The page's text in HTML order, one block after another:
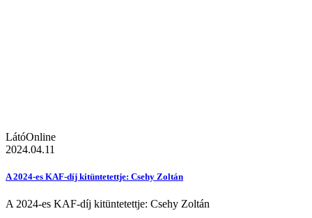
LátóOnline
2024.04.11
A 2024-es KAF-díj kitüntetettje: Csehy Zoltán
A 2024-es KAF-díj kitüntetettje: Csehy Zoltán